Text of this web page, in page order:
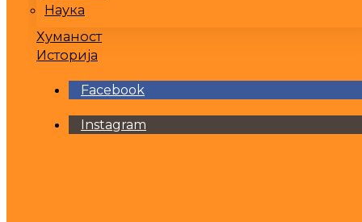
Наука
Хуманост
Историја
Facebook
Instagram